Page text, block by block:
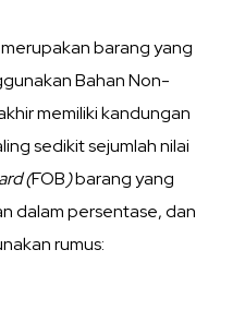
barang yang
Bahan Non-
memiliki kandungan
sedikit sejumlah nilai
(FOB)barang yang
dalam persentase, dan
rumus: